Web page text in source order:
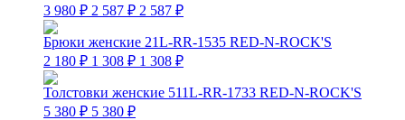
3 980 ₽ 2 587 ₽ 2 587 ₽
Брюки женские 21L-RR-1535 RED-N-ROCK'S
2 180 ₽ 1 308 ₽ 1 308 ₽
Толстовки женские 511L-RR-1733 RED-N-ROCK'S
5 380 ₽ 5 380 ₽